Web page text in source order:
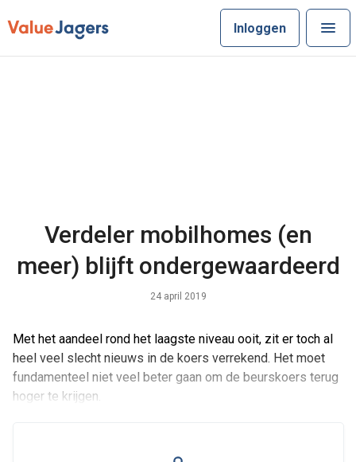
Inloggen
Verdeler mobilhomes (en
meer) blijft ondergewaardeerd
24 april 2019
Met het aandeel rond het laagste niveau ooit, zit er toch al
heel veel slecht nieuws in de koers verrekend. Het moet
fundamenteel niet veel beter gaan om de beurskoers terug
hoger te krijgen.